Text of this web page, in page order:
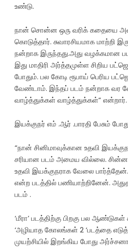
உண்டு.
நான் சொன்ன ஒரு வரிக் கதையை
கொடுத்தார். சுவாரசியமாக மாற்றி
நன்றாக இருந்தது.அது வழக்கமான
இது மாதிரி அர்த்தமுள்ள சிறிய
போதும். பல கோடி ரூபாய் பெரிய
வேண்டாம். இந்தப் படம் நன்றாக வர
வாழ்த்துக்கள் வாழ்த்துக்கள்” என்றார்.
இயக்குநர் எம் .ஆர் .பாரதி பேசும்
“நான் சினிமாவுக்கான உதவி
சரியான படம் அமைய வில்லை.
உதவி இயக்குநராக வேலை
என்ற படத்தில் பணியாற்றினேன்.
படம் .
‘மீரா’ படத்திற்கு பிறகு பல ஆண்டுகள்
‘அழியாத கோலங்கள் 2 ‘படத்தை
முயற்சியில் இறங்கிய போது